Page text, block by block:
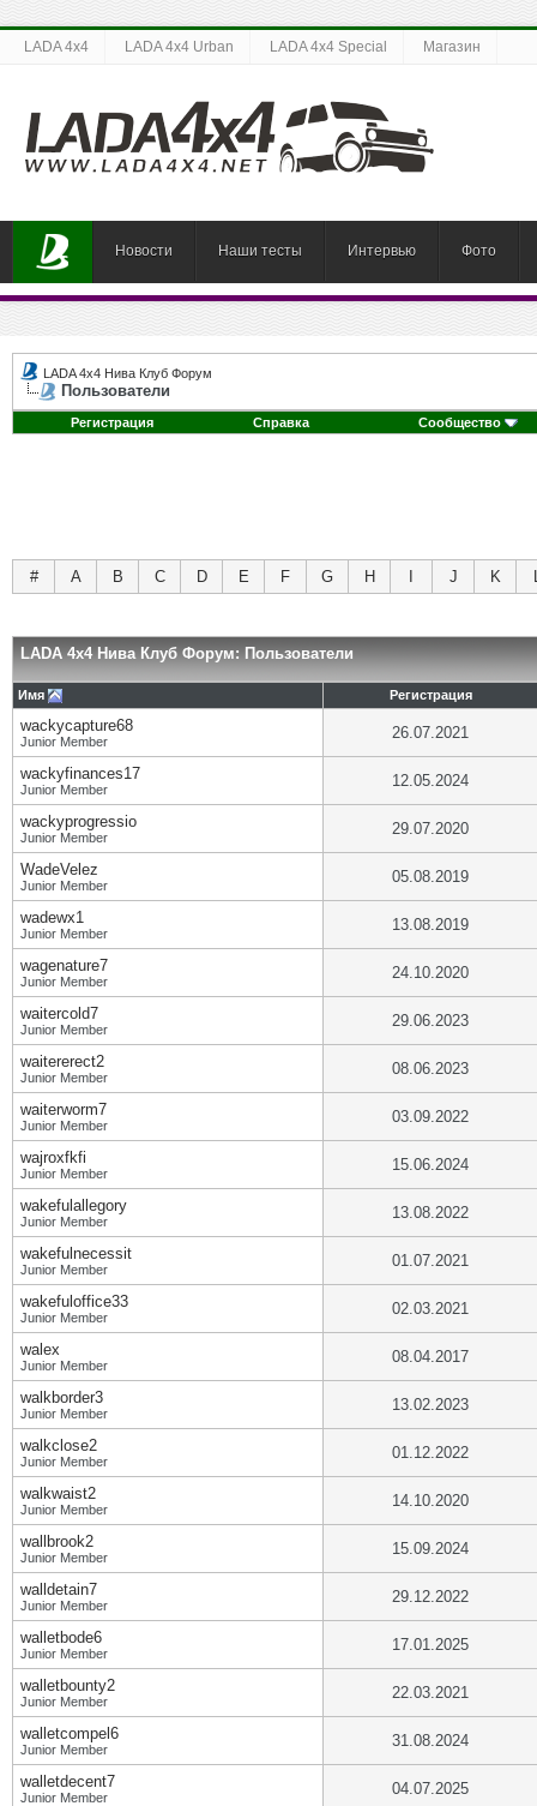
LADA 4x4 LADA 4x4 Urban LADA 4x4 Special Магазин
Новости Наши тесты Интервью Фото
LADA 4x4 Нива Клуб Форум
Пользователи
Регистрация Справка Сообщество
# A B C D E F G H J K
LADA 4x4 Нива Клуб Форум: Пользователи
Имя Регистрация
wackycapture68
Junior Member 26.07.2021
wackyfinances17
Junior Member 12.05.2024
wackyprogressio
Junior Member 29.07.2020
WadeVelez
Junior Member 05.08.2019
wadewx1
Junior Member 13.08.2019
wagenature7
Junior Member 24.10.2020
waitercold7
Junior Member 29.06.2023
waitererect2
Junior Member 08.06.2023
waiterworm7
Junior Member 03.09.2022
wajroxfkfi
Junior Member 15.06.2024
wakefulallegory
Junior Member 13.08.2022
wakefulnecessit
Junior Member 01.07.2021
wakefuloffice33
Junior Member 02.03.2021
walex
Junior Member 08.04.2017
walkborder3
Junior Member 13.02.2023
walkclose2
Junior Member 01.12.2022
walkwaist2
Junior Member 14.10.2020
wallbrook2
Junior Member 15.09.2024
walldetain7
Junior Member 29.12.2022
walletbode6
Junior Member 17.01.2025
walletbounty2
Junior Member 22.03.2021
walletcompel6
Junior Member 31.08.2024
walletdecent7
Junior Member 04.07.2025